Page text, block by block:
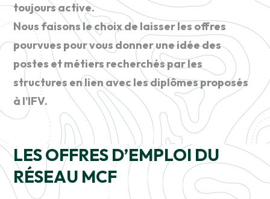
toujours active.
Nous faisons le choix de laisser les offres
pourvues pour vous donner une idée des
postes et métiers recherchés par les
structures en lien avec les diplômes proposés
à l’IFV.
LES OFFRES D’EMPLOI DU
RÉSEAU MCF